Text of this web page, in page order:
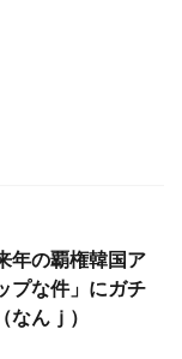
年の覇権韓国ア
プな件」にガチ
んｊ）